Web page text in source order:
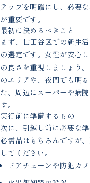
テップを明確にし、必要
が重要です。
最初に決めるべきこと
まず、世田谷区での新生
の選定です。女性が安心
の良さを重視しましょう
のエリアや、夜間でも明
た、周辺にスーパーや病
す。
実行前に準備するもの
次に、引越し前に必要な
必需品はもちろんですが
してください。
ドアチェーンや防犯カ